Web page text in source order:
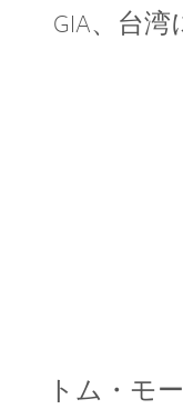
GIA、台
トム・モ